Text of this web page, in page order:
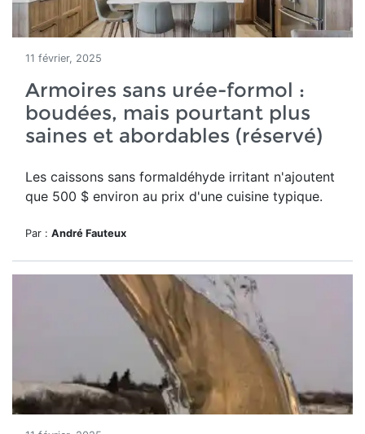
11 février, 2025
Armoires sans urée-formol :
boudées, mais pourtant plus
saines et abordables (réservé)
Les caissons sans formaldéhyde irritant n'ajoutent
que 500 $ environ au prix d'une cuisine typique.
Par : André Fauteux